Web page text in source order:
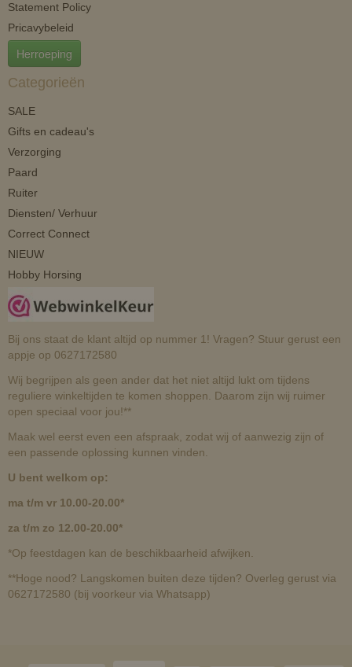
Statement Policy
Pricavybeleid
Herroeping
Categorieën
SALE
Gifts en cadeau's
Verzorging
Paard
Ruiter
Diensten/ Verhuur
Correct Connect
NIEUW
Hobby Horsing
Bij ons staat de klant altijd op nummer 1! Vragen? Stuur gerust een
appje op 0627172580
Wij begrijpen als geen ander dat het niet altijd lukt om tijdens
reguliere winkeltijden te komen shoppen. Daarom zijn wij ruimer
open speciaal voor jou!**
Maak wel eerst even een afspraak, zodat wij of aanwezig zijn of
een passende oplossing kunnen vinden.
U bent welkom op:
ma t/m vr 10.00-20.00*
za t/m zo 12.00-20.00*
*Op feestdagen kan de beschikbaarheid afwijken.
**Hoge nood? Langskomen buiten deze tijden? Overleg gerust via
0627172580 (bij voorkeur via Whatsapp)